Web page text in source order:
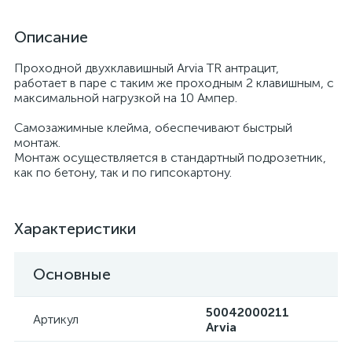
Описание
Проходной двухклавишный Arvia TR антрацит,
работает в паре с таким же проходным 2 клавишным, с
максимальной нагрузкой на 10 Ампер.
Самозажимные клейма, обеспечивают быстрый
монтаж.
Монтаж осуществляется в стандартный подрозетник,
как по бетону, так и по гипсокартону.
Характеристики
Основные
Артикул
50042000211
Arvia